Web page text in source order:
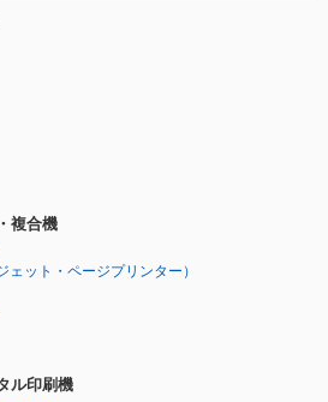
複合機
ェット・ページプリンター）
ル印刷機